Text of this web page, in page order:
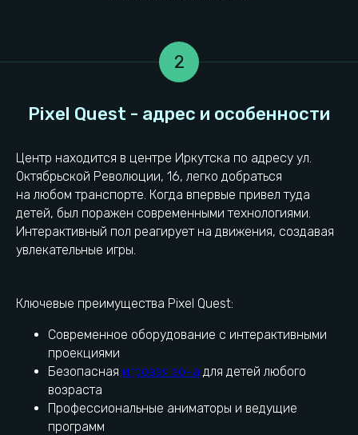
2
Центр находится в центре Иркутска по адресу ул.
Октябрьской Революции, 16, легко добраться
на любом транспорте. Когда впервые привел туда
детей, был поражен современными технологиями.
Интерактивный пол реагирует на движения, создавая
увлекательные игры.
Ключевые преимущества Pixel Quest:
Современное оборудование с интерактивными
проекциями
Безопасная игровая зона для детей любого
возраста
Профессиональные аниматоры и ведущие
программ
Практические советы родителям